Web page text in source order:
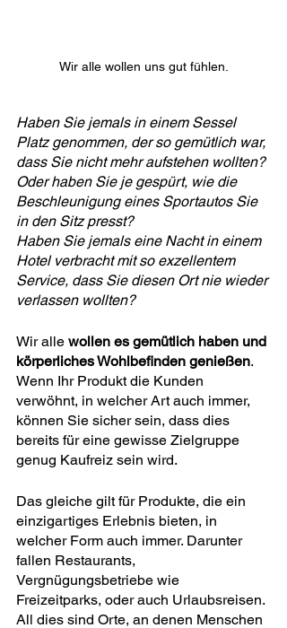
Wir alle wollen uns gut fühlen.
Haben Sie jemals in einem Sessel
Platz genommen, der so gemütlich war,
dass Sie nicht mehr aufstehen wollten?
Oder haben Sie je gespürt, wie die
Beschleunigung eines Sportautos Sie
in den Sitz presst?
Haben Sie jemals eine Nacht in einem
Hotel verbracht mit so exzellentem
Service, dass Sie diesen Ort nie wieder
verlassen wollten?
Wir alle wollen es gemütlich haben und
körperliches Wohlbefinden genießen.
Wenn Ihr Produkt die Kunden
verwöhnt, in welcher Art auch immer,
können Sie sicher sein, dass dies
bereits für eine gewisse Zielgruppe
genug Kaufreiz sein wird.
Das gleiche gilt für Produkte, die ein
einzigartiges Erlebnis bieten, in
welcher Form auch immer. Darunter
fallen Restaurants,
Vergnügungsbetriebe wie
Freizeitparks, oder auch Urlaubsreisen.
All dies sind Orte, an denen Menschen